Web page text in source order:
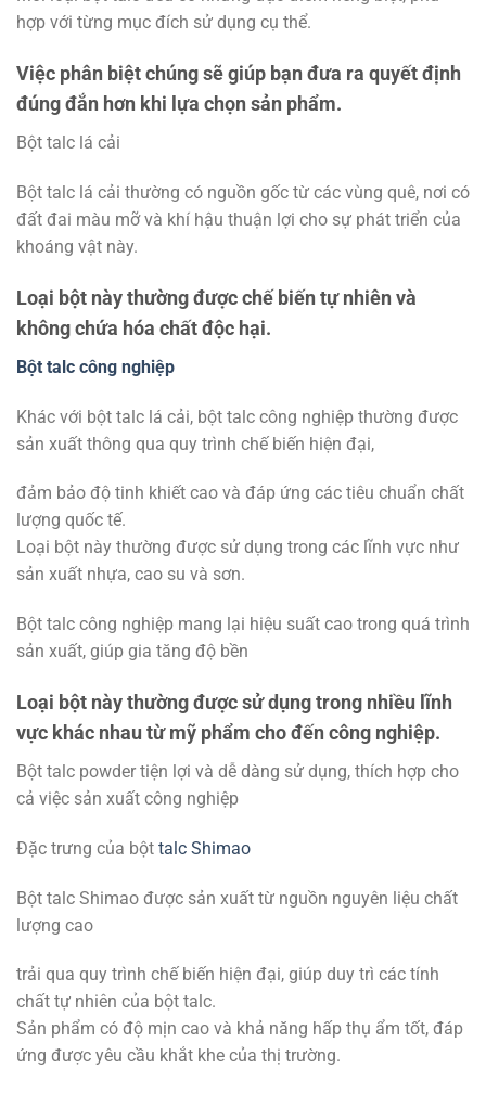
hợp với từng mục đích sử dụng cụ thể.
Việc phân biệt chúng sẽ giúp bạn đưa ra quyết định
đúng đắn hơn khi lựa chọn sản phẩm.
Bột talc lá cải
Bột talc lá cải thường có nguồn gốc từ các vùng quê, nơi có
đất đai màu mỡ và khí hậu thuận lợi cho sự phát triển của
khoáng vật này.
Loại bột này thường được chế biến tự nhiên và
không chứa hóa chất độc hại.
Bột talc công nghiệp
Khác với bột talc lá cải, bột talc công nghiệp thường được
sản xuất thông qua quy trình chế biến hiện đại,
đảm bảo độ tinh khiết cao và đáp ứng các tiêu chuẩn chất
lượng quốc tế.
Loại bột này thường được sử dụng trong các lĩnh vực như
sản xuất nhựa, cao su và sơn.
Bột talc công nghiệp mang lại hiệu suất cao trong quá trình
sản xuất, giúp gia tăng độ bền
Loại bột này thường được sử dụng trong nhiều lĩnh
vực khác nhau từ mỹ phẩm cho đến công nghiệp.
Bột talc powder tiện lợi và dễ dàng sử dụng, thích hợp cho
cả việc sản xuất công nghiệp
Đặc trưng của bột talc Shimao
Bột talc Shimao được sản xuất từ nguồn nguyên liệu chất
lượng cao
trải qua quy trình chế biến hiện đại, giúp duy trì các tính
chất tự nhiên của bột talc.
Sản phẩm có độ mịn cao và khả năng hấp thụ ẩm tốt, đáp
ứng được yêu cầu khắt khe của thị trường.